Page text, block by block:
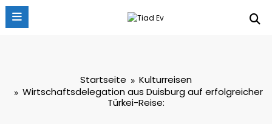
Zum
Inhalt
springen
Startseite
Kulturreisen
Wirtschaftsdelegation aus Duisburg auf erfolgreicher
Türkei-Reise: